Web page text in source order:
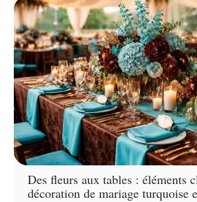
Des fleurs aux tables : éléments
décoration de mariage turquoise